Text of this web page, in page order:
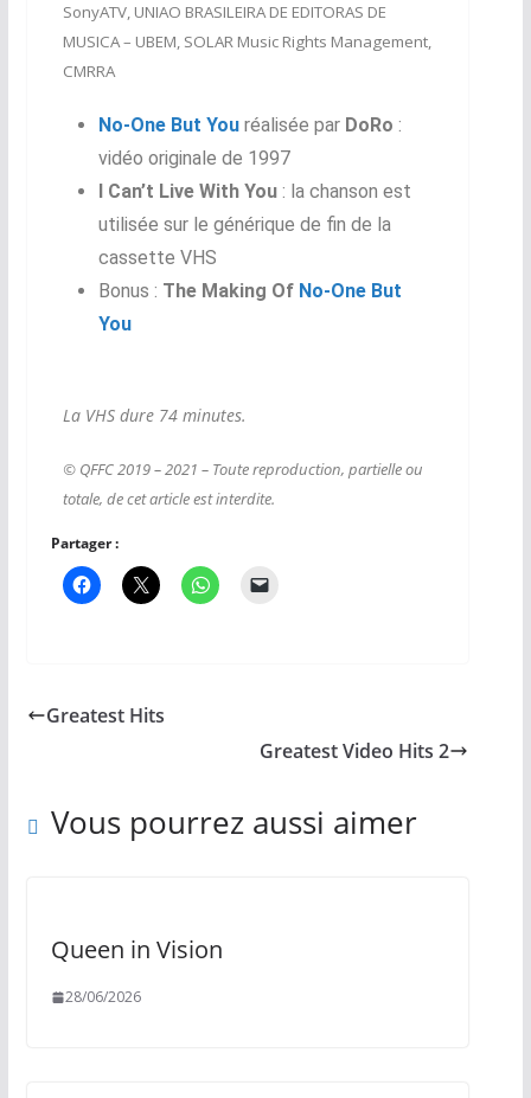
SonyATV, UNIAO BRASILEIRA DE EDITORAS DE
MUSICA – UBEM, SOLAR Music Rights Management,
CMRRA
No-One But Youréalisée par DoRo :
vidéo originale de 1997
I Can’t Live With You: la chanson est
utilisée sur le générique de fin de la
cassette VHS
Bonus : The Making Of No-One But
You
La VHS dure 74 minutes.
© QFFC 2019 – 2021 – Toute reproduction, partielle ou
totale, de cet article est interdite.
Partager :
Greatest Hits
Greatest Video Hits 2
Vous pourrez aussi aimer
Queen in Vision
28/06/2026